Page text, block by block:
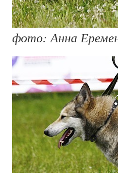
фото: Анна